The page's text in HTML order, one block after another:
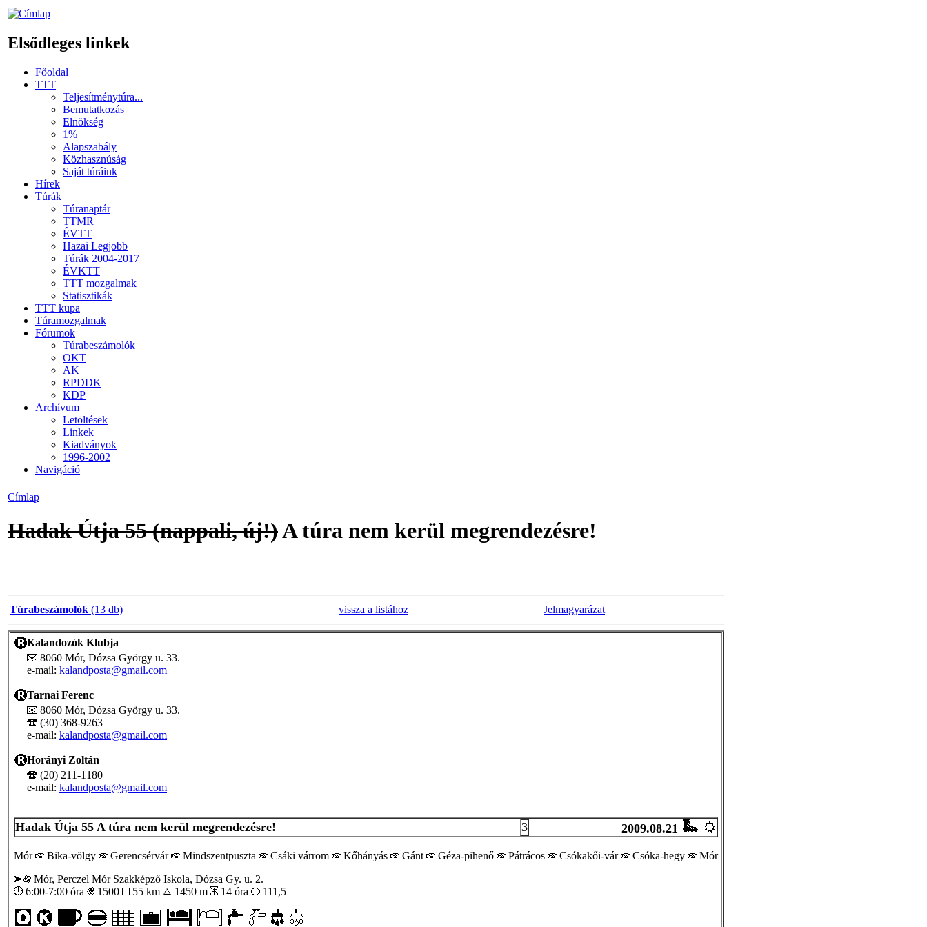
Elsődleges linkek
Főoldal
TTT
Teljesítménytúra...
Bemutatkozás
Elnökség
1%
Alapszabály
Közhasznúság
Saját túráink
Hírek
Túrák
Túranaptár
TTMR
ÉVTT
Hazai Legjobb
Túrák 2004-2017
ÉVKTT
TTT mozgalmak
Statisztikák
TTT kupa
Túramozgalmak
Fórumok
Túrabeszámolók
OKT
AK
RPDDK
KDP
Archívum
Letöltések
Linkek
Kiadványok
1996-2002
Navigáció
Címlap
Hadak Útja 55 (nappali,új!)A túra nem kerül megrendezésre!
Túrabeszámolók (13 db) vissza a listához Jelmagyarázat
Kalandozók Klubja
8060 Mór, Dózsa György u. 33.
e-mail: kalandposta@gmail.com
Tarnai Ferenc
8060 Mór, Dózsa György u. 33.
(30) 368-9263
e-mail: kalandposta@gmail.com
Horányi Zoltán
(20) 211-1180
e-mail: kalandposta@gmail.com
Hadak Útja 55 A túra nem kerül megrendezésre! 3 2009.08.21
Mór Bika-völgy Gerencsérvár Mindszentpuszta Csáki várrom Kőhányás Gánt Géza-pihenő Pátrácos Csókakői-vár Csóka-hegy
Mór
Mór, Perczel Mór Szakképző Iskola, Dózsa Gy. u. 2.
6:00-7:00 óra
1500 55 km 1450 m 14 óra 111,5